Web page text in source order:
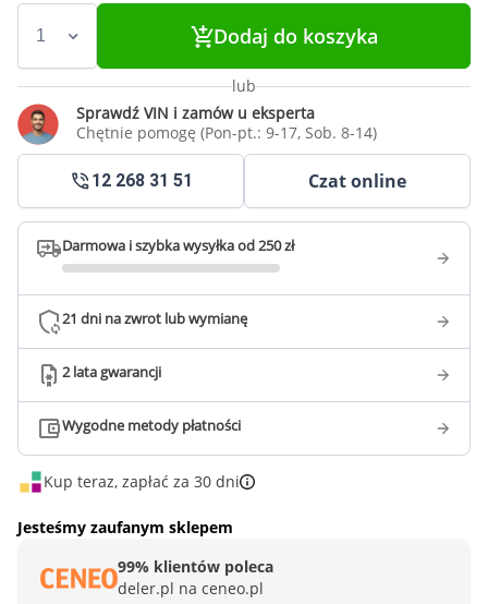
Dodaj do koszyka
lub
Sprawdź VIN i zamów u eksperta
Chętnie pomogę (Pon-pt.: 9-17, Sob. 8-14)
12 268 31 51 Czat online
Darmowa i szybka wysyłka od 250 zł
21 dni na zwrot lub wymianę
2 lata gwarancji
Wygodne metody płatności
Kup teraz, zapłać za 30 dni
Jesteśmy zaufanym sklepem
99% klientów poleca
deler.pl na ceneo.pl